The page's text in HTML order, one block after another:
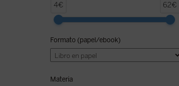
4€ 62€
Formato (papel/ebook)
Materia